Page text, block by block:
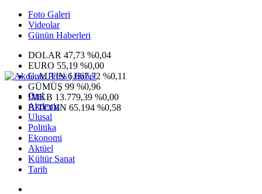
Foto Galeri
Videolar
Günün Haberleri
DOLAR 47,73 %0,04
EURO 55,19 %0,00
G.ALTIN6.667,72 %0,11
GÜMÜŞ 99 %0,96
IMKB 13.779,39 %0,00
BITCOIN 65.194 %0,58
Otel
Akdeniz
Ulusal
Politika
Ekonomi
Aktüel
Kültür Sanat
Tarih